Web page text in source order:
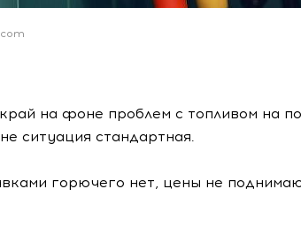
на фоне проблем с топливом на
ситуация стандартная.
горючего нет, цены не